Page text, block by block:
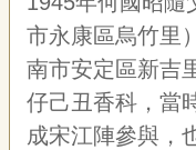
們
資
訊
安
全
市永康區烏竹里
南市安定區新吉
仔己丑香科，當
成宋江陣參與，